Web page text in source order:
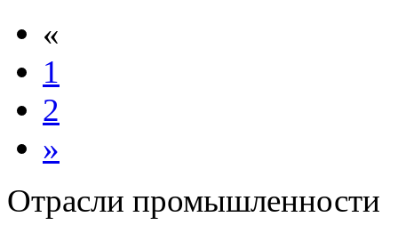
«
1
2
»
Отрасли промышленности